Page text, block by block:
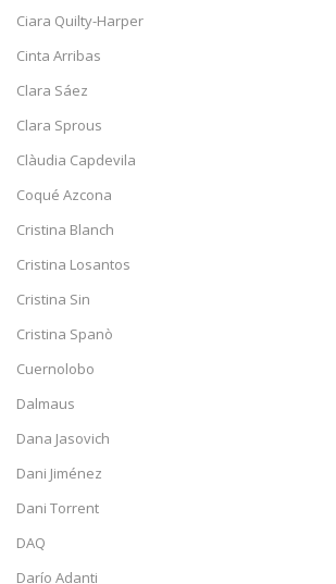
Ciara Quilty-Harper
Cinta Arribas
Clara Sáez
Clara Sprous
Clàudia Capdevila
Coqué Azcona
Cristina Blanch
Cristina Losantos
Cristina Sin
Cristina Spanò
Cuernolobo
Dalmaus
Dana Jasovich
Dani Jiménez
Dani Torrent
DAQ
Darío Adanti